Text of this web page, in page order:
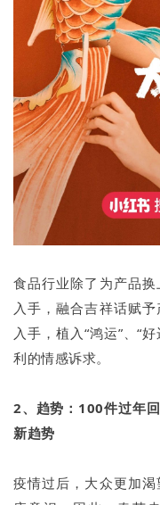
食品行业除了为产品
入手，融合吉祥话赋
入手，植入“鸿运”、“
利的情感诉求。
2、趋势：100件过年
新趋势
疫情过后，大众更加